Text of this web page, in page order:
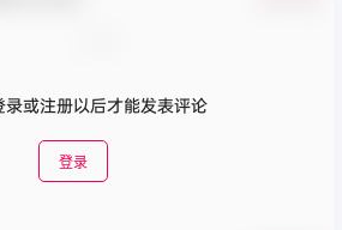
录或注册以后才能发表评论
登录